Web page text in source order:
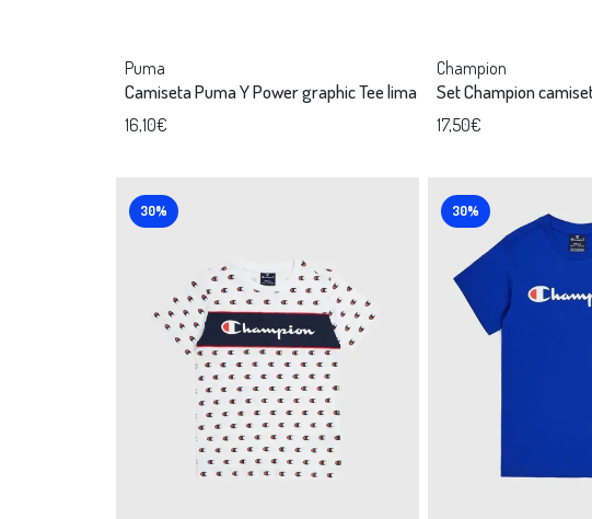
Puma
Camiseta Puma Y Power graphic Tee lima
16,10€
Champion
Set Champion
17,50€
30% 30%